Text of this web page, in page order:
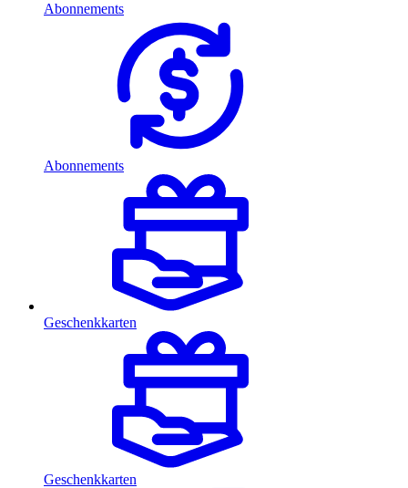
Abonnements
Abonnements
Geschenkkarten
Geschenkkarten